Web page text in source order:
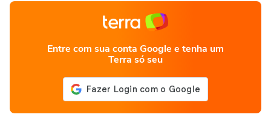
Entre com sua conta Google e tenha um
Terra só seu